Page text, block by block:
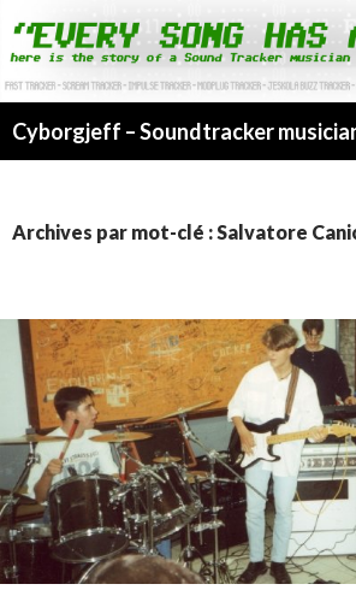
Cyborgjeff – Soundtracker
Archives par mot-clé : Salvatore